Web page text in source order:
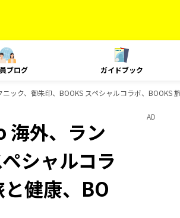
ブログ ガイドブック
ク、御朱印、BOOKS スペシャルコラボ、BOOKS
海外、ラン
シャルコラ
健康、BO
AD